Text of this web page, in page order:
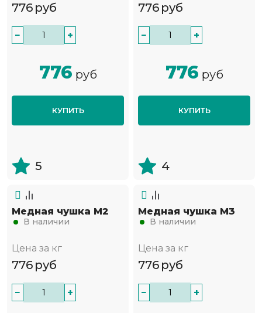
776 руб
− +
776 руб
КУПИТЬ
5
776 руб
− +
776 руб
КУПИТЬ
4
Медная чушка М2
В наличии
Цена за кг
776 руб
− +
Медная чушка М3
В наличии
Цена за кг
776 руб
− +